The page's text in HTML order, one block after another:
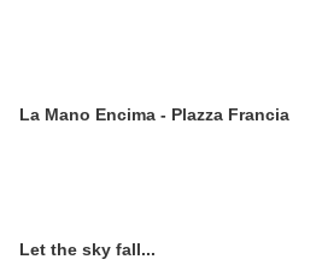
La Mano Encima - Plazza Francia
Let the sky fall...